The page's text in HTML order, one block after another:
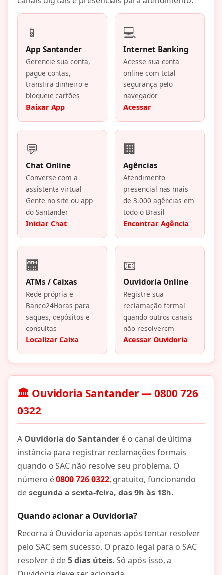
📱
App Santander
Gerencie sua conta,
pague contas,
transfira dinheiro e
bloqueie cartões
Baixar App
💻
Internet Banking
Acesse sua conta
online com total
segurança pelo
navegador
Acessar
💬
Chat Online
Converse com a
assistente virtual
Gente no site ou app
do Santander
Iniciar Chat
🏢
Agências
Atendimento
presencial nas mais
de 3.000 agências em
todo o Brasil
Encontrar Agência
🏧
ATMs / Caixas
Rede própria e
Banco24Horas para
saques, depósitos e
consultas
Localizar Caixa
📧
Ouvidoria Online
Registre sua
reclamação formal
quando outros canais
não resolverem
Acessar Ouvidoria
🏛️ Ouvidoria Santander — 0800 726
0322
A Ouvidoria do Santanderé o canal de última
instância para registrar reclamações formais
quando o SAC não resolve seu problema. O
número é0800 726 0322, gratuito, funcionando
desegunda a sexta-feira, das 9h às 18h.
Quando acionar a Ouvidoria?
Recorra à Ouvidoria apenas após tentar resolver
pelo SAC sem sucesso. O prazo legal para o SAC
resolver é de5 dias úteis. Só após isso, a